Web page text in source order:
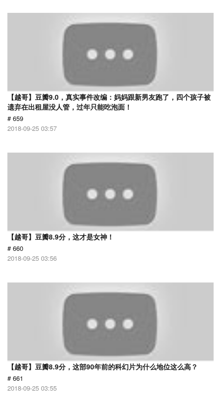
【越哥】豆瓣9.0，真实事件改编：妈妈跟新男友跑了，四个孩子被
遗弃在出租屋没人管，过年只能吃泡面！
# 659
2018-09-25 03:57
【越哥】豆瓣8.9分，这才是女神！
# 660
2018-09-25 03:56
【越哥】豆瓣8.9分，这部90年前的科幻片为什么地位这么高？
# 661
2018-09-25 03:55